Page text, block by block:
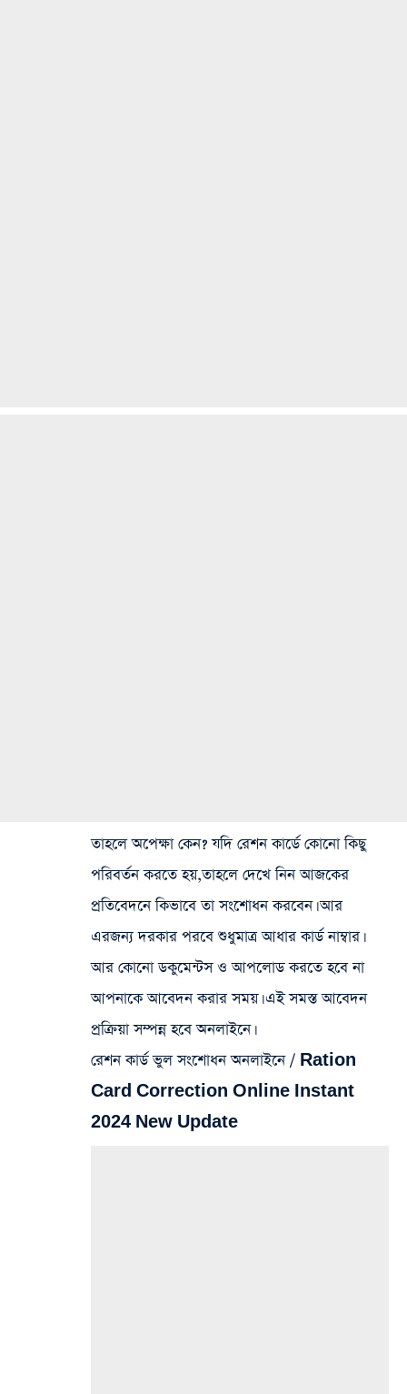
তাহলে অপেক্ষা কেন? যদি রেশন কার্ডে কোনো কিছু
পরিবর্তন করতে হয়,তাহলে দেখে নিন আজকের
প্রতিবেদনে কিভাবে তা সংশোধন করবেন। আর
এরজন্য দরকার পরবে শুধুমাত্র আধার কার্ড নাম্বার।
আর কোনো ডকুমেন্টস ও আপলোড করতে হবে না
আপনাকে আবেদন করার সময়। এই সমস্ত আবেদন
প্রক্রিয়া সম্পন্ন হবে অনলাইনে।
রেশন কার্ড ভুল সংশোধন অনলাইনে / Ration
Card Correction Online Instant
2024 New Update